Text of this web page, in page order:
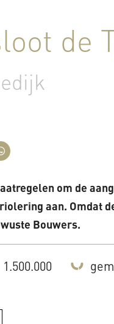
de
om de
aan. Omdat
Bouwers.